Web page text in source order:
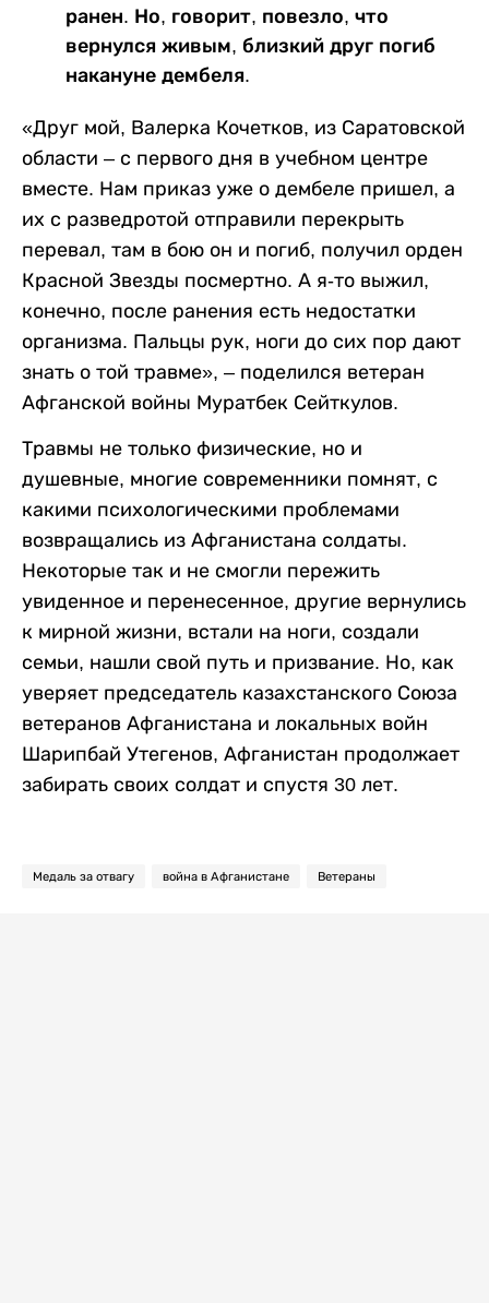
ранен. Но, говорит, повезло, что
вернулся живым, близкий друг погиб
накануне дембеля.
«Друг мой, Валерка Кочетков, из Саратовской
области – с первого дня в учебном центре
вместе. Нам приказ уже о дембеле пришел, а
их с разведротой отправили перекрыть
перевал, там в бою он и погиб, получил орден
Красной Звезды посмертно. А я-то выжил,
конечно, после ранения есть недостатки
организма. Пальцы рук, ноги до сих пор дают
знать о той травме», – поделился ветеран
Афганской войны Муратбек Сейткулов.
Травмы не только физические, но и
душевные, многие современники помнят, с
какими психологическими проблемами
возвращались из Афганистана солдаты.
Некоторые так и не смогли пережить
увиденное и перенесенное, другие вернулись
к мирной жизни, встали на ноги, создали
семьи, нашли свой путь и призвание. Но, как
уверяет председатель казахстанского Союза
ветеранов Афганистана и локальных войн
Шарипбай Утегенов, Афганистан продолжает
забирать своих солдат и спустя 30 лет.
Медаль за отвагу война в Афганистане Ветераны